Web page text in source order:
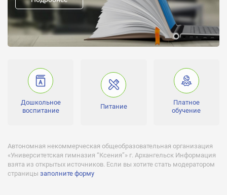
Форма обучения:
очная, дневное, дистанционное, другое
Дошкольное
воспитание
Питание
Платное
обучение
Автономная некоммерческая общеобразовательная организация
«Университетская гимназия “Ксения”» г. Архангельск Информация
взята из открытых источников. Если вы хотите стать модератором
страницы заполните форму